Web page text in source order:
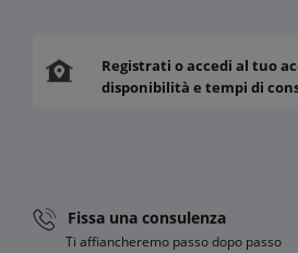
Registrati o accedi al tuo
disponibilità e tempi di
Fissa una consulenza
Ti affiancheremo passo dopo passo